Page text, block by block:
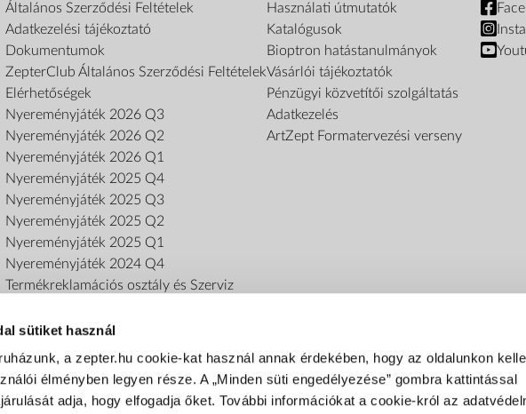
sütiket használ
a zepter.hu cookie-kat használ annak érdekében, hogy az oldalunkon
élményben legyen része. A „Minden süti engedélyezése” gombra kattintással
adja, hogy elfogadja őket. További információkat a cookie-król az
Általános Szerződési Feltételek
Adatkezelési tájékoztató
Dokumentumok
ZepterClub Általános Szerződési Feltételek
Elérhetőségek
Nyereményjáték 2026 Q3
Nyereményjáték 2026 Q2
Nyereményjáték 2026 Q1
Nyereményjáték 2025 Q4
Nyereményjáték 2025 Q3
Nyereményjáték 2025 Q2
Nyereményjáték 2025 Q1
Nyereményjáték 2024 Q4
Termékreklamációs osztály és Szerviz
Használati útmutatók
Katalógusok
Bioptron hatástanulmányok
Vásárlói tájékoztatók
Pénzügyi közvetítői szolgáltatás
Adatkezelés
ArtZept Formatervezési verseny
FIZETÉSI MÓDOK